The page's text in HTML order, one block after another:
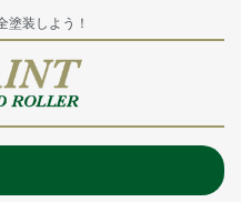
装しよう！